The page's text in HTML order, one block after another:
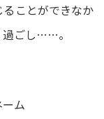
ことができなか
過ごし……。
ム